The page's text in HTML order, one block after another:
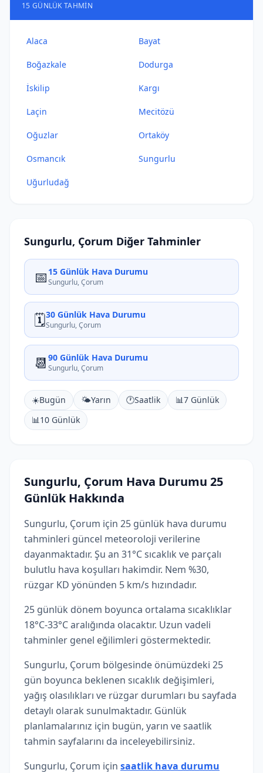
15 GÜNLÜK TAHMIN
Alaca Bayat
Boğazkale Dodurga
İskilip Kargı
Laçin Mecitözü
Oğuzlar Ortaköy
Osmancık Sungurlu
Uğurludağ
Sungurlu, Çorum Diğer Tahminler
📅 15 Günlük Hava Durumu
Sungurlu, Çorum
🗓️30 Günlük Hava Durumu
Sungurlu, Çorum
📆 90 Günlük Hava Durumu
Sungurlu, Çorum
☀️Bugün 🌤️Yarın 🕐Saatlik 📊7 Günlük
📊10 Günlük
Sungurlu, Çorum Hava Durumu 25
Günlük Hakkında
Sungurlu, Çorum için 25 günlük hava durumu
tahminleri güncel meteoroloji verilerine
dayanmaktadır. Şu an 31°C sıcaklık ve parçalı
bulutlu hava koşulları hakimdir. Nem %30,
rüzgar KD yönünden 5 km/s hızındadır.
25 günlük dönem boyunca ortalama sıcaklıklar
18°C-33°C aralığında olacaktır. Uzun vadeli
tahminler genel eğilimleri göstermektedir.
Sungurlu, Çorum bölgesinde önümüzdeki 25
gün boyunca beklenen sıcaklık değişimleri,
yağış olasılıkları ve rüzgar durumları bu sayfada
detaylı olarak sunulmaktadır. Günlük
planlamalarınız için bugün, yarın ve saatlik
tahmin sayfalarını da inceleyebilirsiniz.
Sungurlu, Çorum için saatlik hava durumu